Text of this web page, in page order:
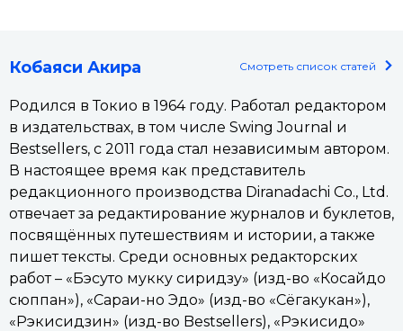
Кобаяси Акира Смотреть список статей
Родился в Токио в 1964 году. Работал редактором
в издательствах, в том числе Swing Journal и
Bestsellers, с 2011 года стал независимым автором.
В настоящее время как представитель
редакционного производства Diranadachi Co., Ltd.
отвечает за редактирование журналов и буклетов,
посвящённых путешествиям и истории, а также
пишет тексты. Среди основных редакторских
работ – «Бэсуто мукку сиридзу» (изд-во «Косайдо
сюппан»), «Сараи-но Эдо» (изд-во «Сёгакукан»),
«Рэкисидзин» (изд-во Bestsellers), «Рэкисидо»